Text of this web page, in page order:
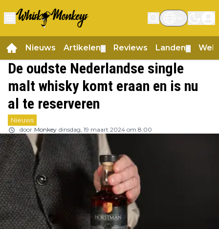
Nieuws Artikelen Reviews Landen
De oudste Nederlandse single
malt whisky komt eraan en is nu
al te reserveren
Nieuws
door Monkey dinsdag, 19 maart 2024 om 8:00